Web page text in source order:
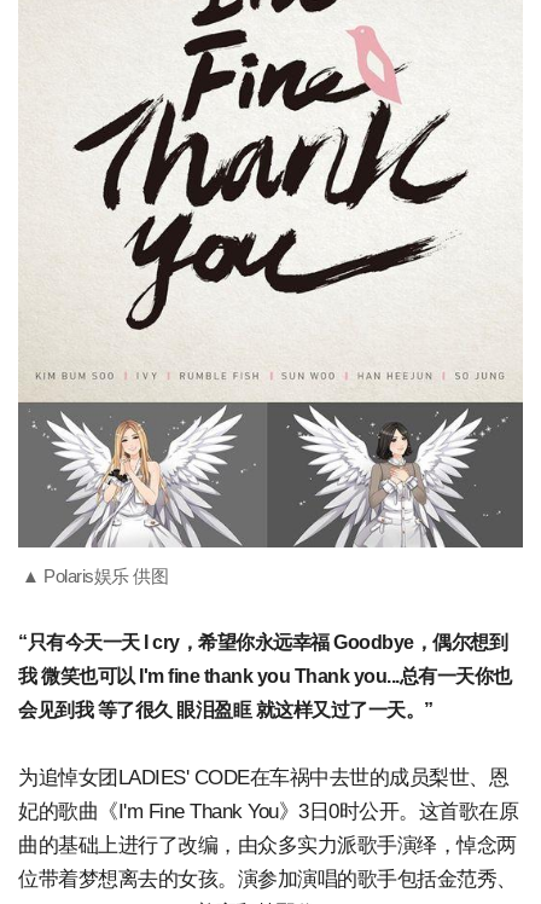
▲ Polaris娱乐 供图
“只有今天一天 I cry，希望你永远幸福 Goodbye，偶尔想到
我 微笑也可以 I'm fine thank you Thank you...总有一天你也
会见到我 等了很久 眼泪盈眶 就这样又过了一天。”
为追悼女团LADIES' CODE在车祸中去世的成员梨世、恩
妃的歌曲《I'm Fine Thank You》3日0时公开。这首歌在原
曲的基础上进行了改编，由众多实力派歌手演绎，悼念两
位带着梦想离去的女孩。演参加演唱的歌手包括金范秀、